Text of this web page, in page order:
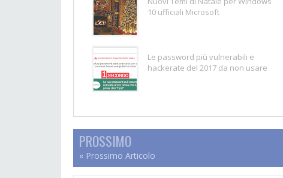
10 ufficiali Microsoft
Le password più vulnerabili e
hackerate del 2017 da non usare
PROSSIMO
« Prossimo Articolo